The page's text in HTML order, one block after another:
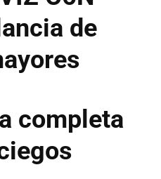
de
completa